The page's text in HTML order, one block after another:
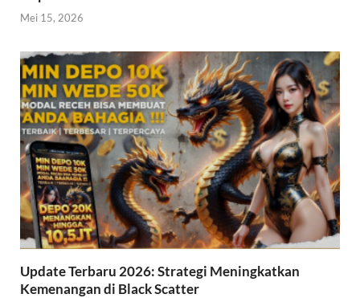
Mei 15, 2026
Update Terbaru 2026: Strategi Meningkatkan
Kemenangan di Black Scatter